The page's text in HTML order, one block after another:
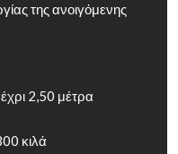
της ανοιγόμενης
2,50 μέτρα
κιλά